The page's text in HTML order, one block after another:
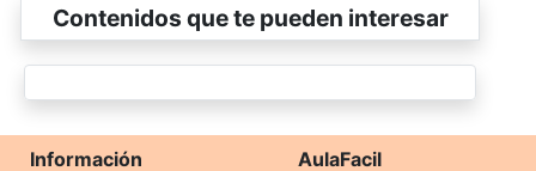
Contenidos que te pueden interesar
Información
AulaFacil